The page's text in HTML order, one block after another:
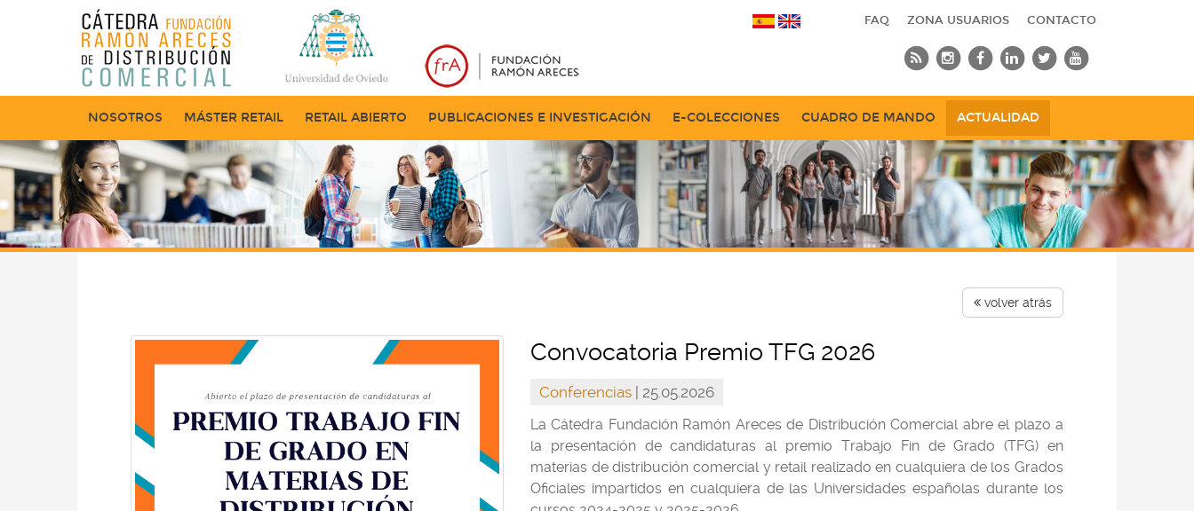
FAQ ZONA USUARIOS CONTACTO
NOSOTROS MÁSTER RETAIL RETAIL ABIERTO PUBLICACIONES E INVESTIGACIÓN E-COLECCIONES CUADRO DE MANDO ACTUALIDAD
volver atrás
Convocatoria Premio TFG 2026
Conferencias | 25.05.2026
La Cátedra Fundación Ramón Areces de Distribución Comercial abre el plazo a
la presentación de candidaturas al premio Trabajo Fin de Grado (TFG) en
materias de distribución comercial y retail realizado en cualquiera de los Grados
Oficiales impartidos en cualquiera de las Universidades españolas durante los